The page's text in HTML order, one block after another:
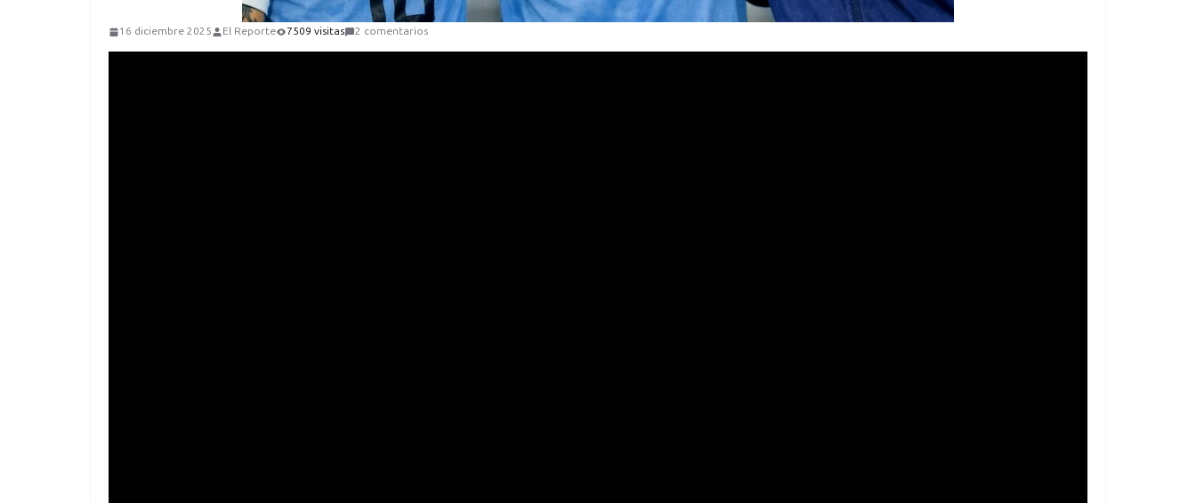
16 diciembre 2025 El Reporte 7509 visitas 2 comentarios